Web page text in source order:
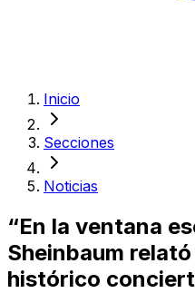
Inicio
Secciones
Noticias
“En la ventana
Sheinbaum
histórico